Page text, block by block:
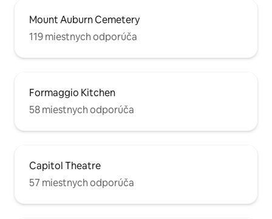
Mount Auburn Cemetery
119 miestnych odporúča
Formaggio Kitchen
58 miestnych odporúča
Capitol Theatre
57 miestnych odporúča